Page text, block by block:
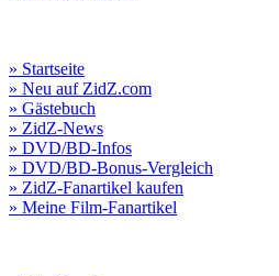
» Startseite
» Neu auf ZidZ.com
» Gästebuch
» ZidZ-News
» DVD/BD-Infos
» DVD/BD-Bonus-Vergleich
» ZidZ-Fanartikel kaufen
» Meine Film-Fanartikel